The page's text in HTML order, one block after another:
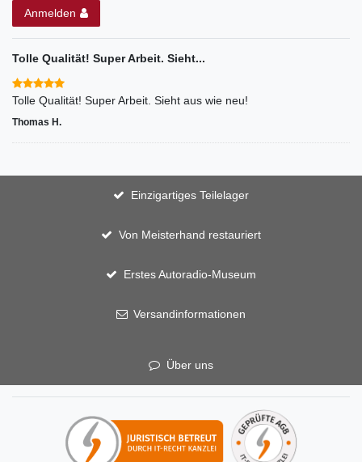
Anmelden
Tolle Qualität! Super Arbeit. Sieht...
Tolle Qualität! Super Arbeit. Sieht aus wie neu!
Thomas H.
Einzigartiges Teilelager
Von Meisterhand restauriert
Erstes Autoradio-Museum
Versandinformationen
Über uns